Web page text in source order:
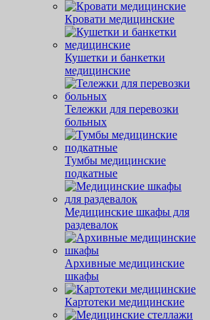
Кровати медицинские
Кушетки и банкетки
медицинские
Тележки для перевозки
больных
Тумбы медицинские
подкатные
Медицинские шкафы для
раздевалок
Архивные медицинские
шкафы
Картотеки медицинские